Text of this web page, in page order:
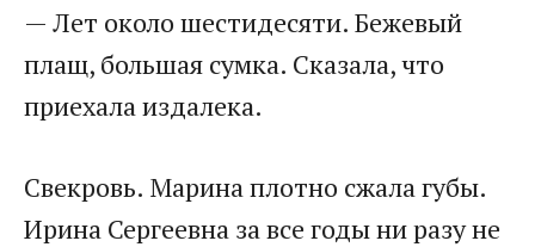
— Лет около шестидесяти. Бежевый
плащ, большая сумка. Сказала, что
приехала издалека.
Свекровь. Марина плотно сжала губы.
Ирина Сергеевна за все годы ни разу не